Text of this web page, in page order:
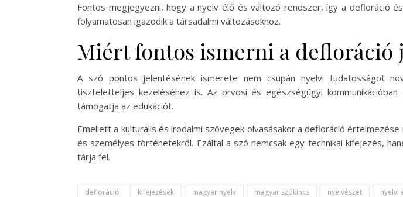
Fontos megjegyezni, hogy a nyelv élő és változó rendszer, így a defloráció
folyamatosan igazodik a társadalmi változásokhoz.
Miért fontos ismerni a defloráció
A szó pontos jelentésének ismerete nem csupán nyelvi tudatosságot
tiszteletteljes kezeléséhez is. Az orvosi és egészségügyi
támogatja az edukációt.
Emellett a kulturális és irodalmi szövegek olvasásakor a defloráció
és személyes történetekről. Ezáltal a szó nemcsak egy technikai kifejezés,
tárja fel.
defloráció kifejezések magyar nyelv magyar szókincs nyelvészet nyelvi